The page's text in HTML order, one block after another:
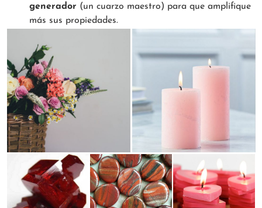
generador (un cuarzo maestro) para que amplifique
más sus propiedades.